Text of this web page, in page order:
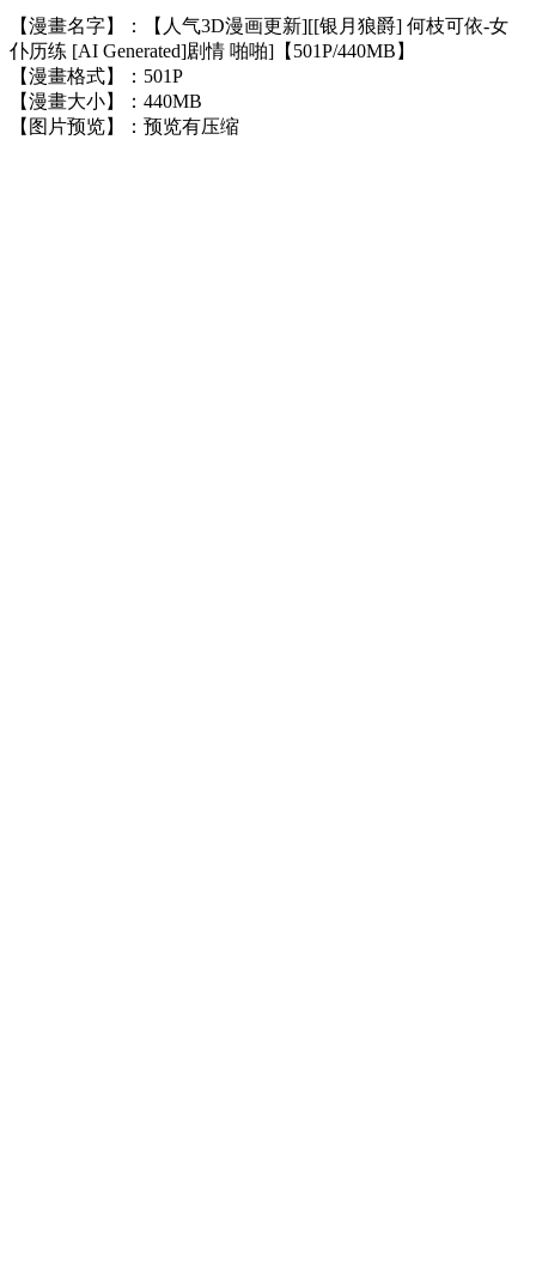
【漫畫名字】：【人气3D漫画更新][[银月狼爵] 何枝可依-女
仆历练 [AI Generated]剧情 啪啪]【501P/440MB】
【漫畫格式】：501P
【漫畫大小】：440MB
【图片预览】：预览有压缩